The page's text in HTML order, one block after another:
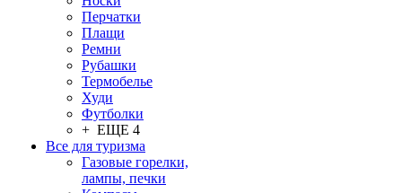
Перчатки
Плащи
Ремни
Рубашки
Термобелье
Худи
Футболки
+ ЕЩЕ 4
Все для туризма
Газовые горелки,
лампы, печки